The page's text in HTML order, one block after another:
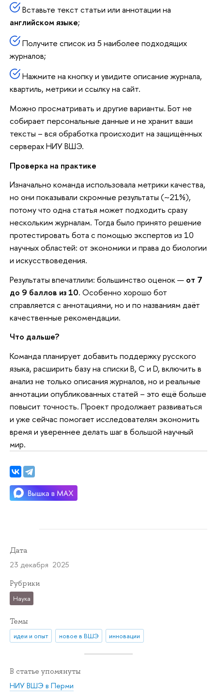
Вставьте текст статьи или аннотации на
английском языке;
Получите список из 5 наиболее подходящих
журналов;
Нажмите на кнопку и увидите описание журнала,
квартиль, метрики и ссылку на сайт.
Можно просматривать и другие варианты. Бот не
собирает персональные данные и не хранит ваши
тексты – вся обработка происходит на защищённых
серверах НИУ ВШЭ.
Проверка на практике
Изначально команда использовала метрики качества,
но они показывали скромные результаты (~21%),
потому что одна статья может подходить сразу
нескольким журналам. Тогда было принято решение
протестировать бота с помощью экспертов из 10
научных областей: от экономики и права до биологии
и искусствоведения.
Результаты впечатлили: большинство оценок — от 7
до 9 баллов из 10. Особенно хорошо бот
справляется с аннотациями, но и по названиям даёт
качественные рекомендации.
Что дальше?
Команда планирует добавить поддержку русского
языка, расширить базу на списки В, С и D, включить в
анализ не только описания журналов, но и реальные
аннотации опубликованных статей – это ещё больше
повысит точность. Проект продолжает развиваться
и уже сейчас помогает исследователям экономить
время и увереннее делать шаг в большой научный
мир.
Дата
23 декабря 2025
Рубрики
Наука
Темы
идеи и опыт новое в ВШЭ инновации
В статье упомянуты
НИУ ВШЭ в Перми